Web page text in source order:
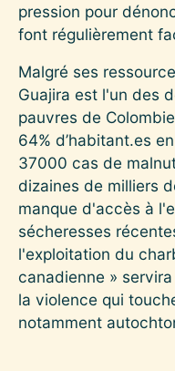
pression pour
font régulièrement
Malgré ses
Guajira est l'un des
pauvres de
64% d’habitant.es
37000 cas de
dizaines de milliers
manque d'accès à
sécheresses
l'exploitation du
canadienne »
la violence qui
notamment